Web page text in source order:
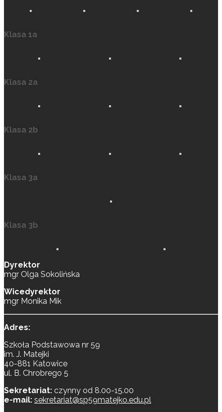
Klasa 1a
Klasa 2a
Klasa 2b
Klasa 3a
Klasa 3b
Dyrektor
mgr Olga Sokolińska
Wicedyrektor
mgr Monika Mik
Adres:
Szkoła Podstawowa nr 59
im. J. Matejki
40-881 Katowice
ul. B. Chrobrego 5
Sekretariat: czynny od 8.00-15.00
e-mail: sekretariat@sp59matejko.edu.pl